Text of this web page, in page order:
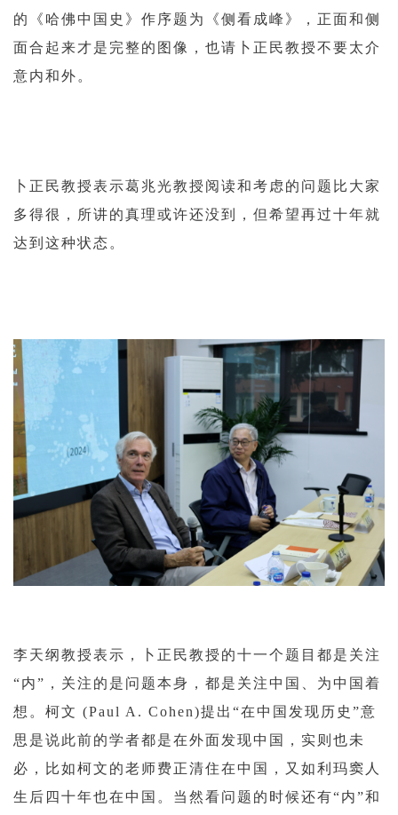
的《哈佛中国史》作序题为《侧看成峰》，正面和侧
面合起来才是完整的图像，也请卜正民教授不要太介
意内和外。
卜正民教授表示葛兆光教授阅读和考虑的问题比大家
多得很，所讲的真理或许还没到，但希望再过十年就
达到这种状态。
李天纲教授表示，卜正民教授的十一个题目都是关注
“内”，关注的是问题本身，都是关注中国、为中国着
想。柯文 (Paul A. Cohen)提出“在中国发现历史”意
思是说此前的学者都是在外面发现中国，实则也未
必，比如柯文的老师费正清住在中国，又如利玛窦人
生后四十年也在中国。当然看问题的时候还有“内”和